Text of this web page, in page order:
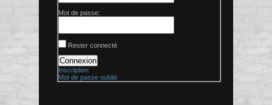
Mot de passe:
Rester connecté
Connexion
Inscription
Mot de passe oublié